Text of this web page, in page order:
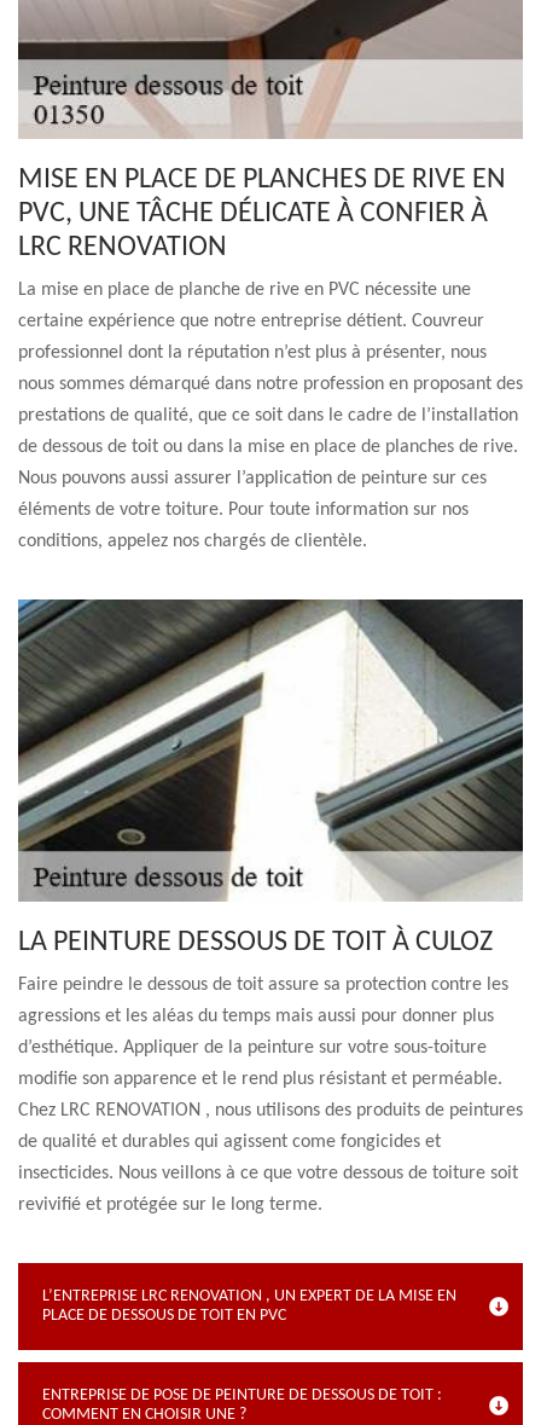
MISE EN PLACE DE PLANCHES DE RIVE EN
PVC, UNE TÂCHE DÉLICATE À CONFIER À
LRC RENOVATION
La mise en place de planche de rive en PVC nécessite une
certaine expérience que notre entreprise détient. Couvreur
professionnel dont la réputation n’est plus à présenter, nous
nous sommes démarqué dans notre profession en proposant des
prestations de qualité, que ce soit dans le cadre de l’installation
de dessous de toit ou dans la mise en place de planches de rive.
Nous pouvons aussi assurer l’application de peinture sur ces
éléments de votre toiture. Pour toute information sur nos
conditions, appelez nos chargés de clientèle.
LA PEINTURE DESSOUS DE TOIT À CULOZ
Faire peindre le dessous de toit assure sa protection contre les
agressions et les aléas du temps mais aussi pour donner plus
d’esthétique. Appliquer de la peinture sur votre sous-toiture
modifie son apparence et le rend plus résistant et perméable.
Chez LRC RENOVATION , nous utilisons des produits de peintures
de qualité et durables qui agissent come fongicides et
insecticides. Nous veillons à ce que votre dessous de toiture soit
revivifié et protégée sur le long terme.
L’ENTREPRISE LRC RENOVATION , UN EXPERT DE LA MISE EN
PLACE DE DESSOUS DE TOIT EN PVC
ENTREPRISE DE POSE DE PEINTURE DE DESSOUS DE TOIT :
COMMENT EN CHOISIR UNE ?